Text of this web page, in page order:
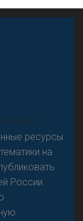
не
ресурсы
на
России.